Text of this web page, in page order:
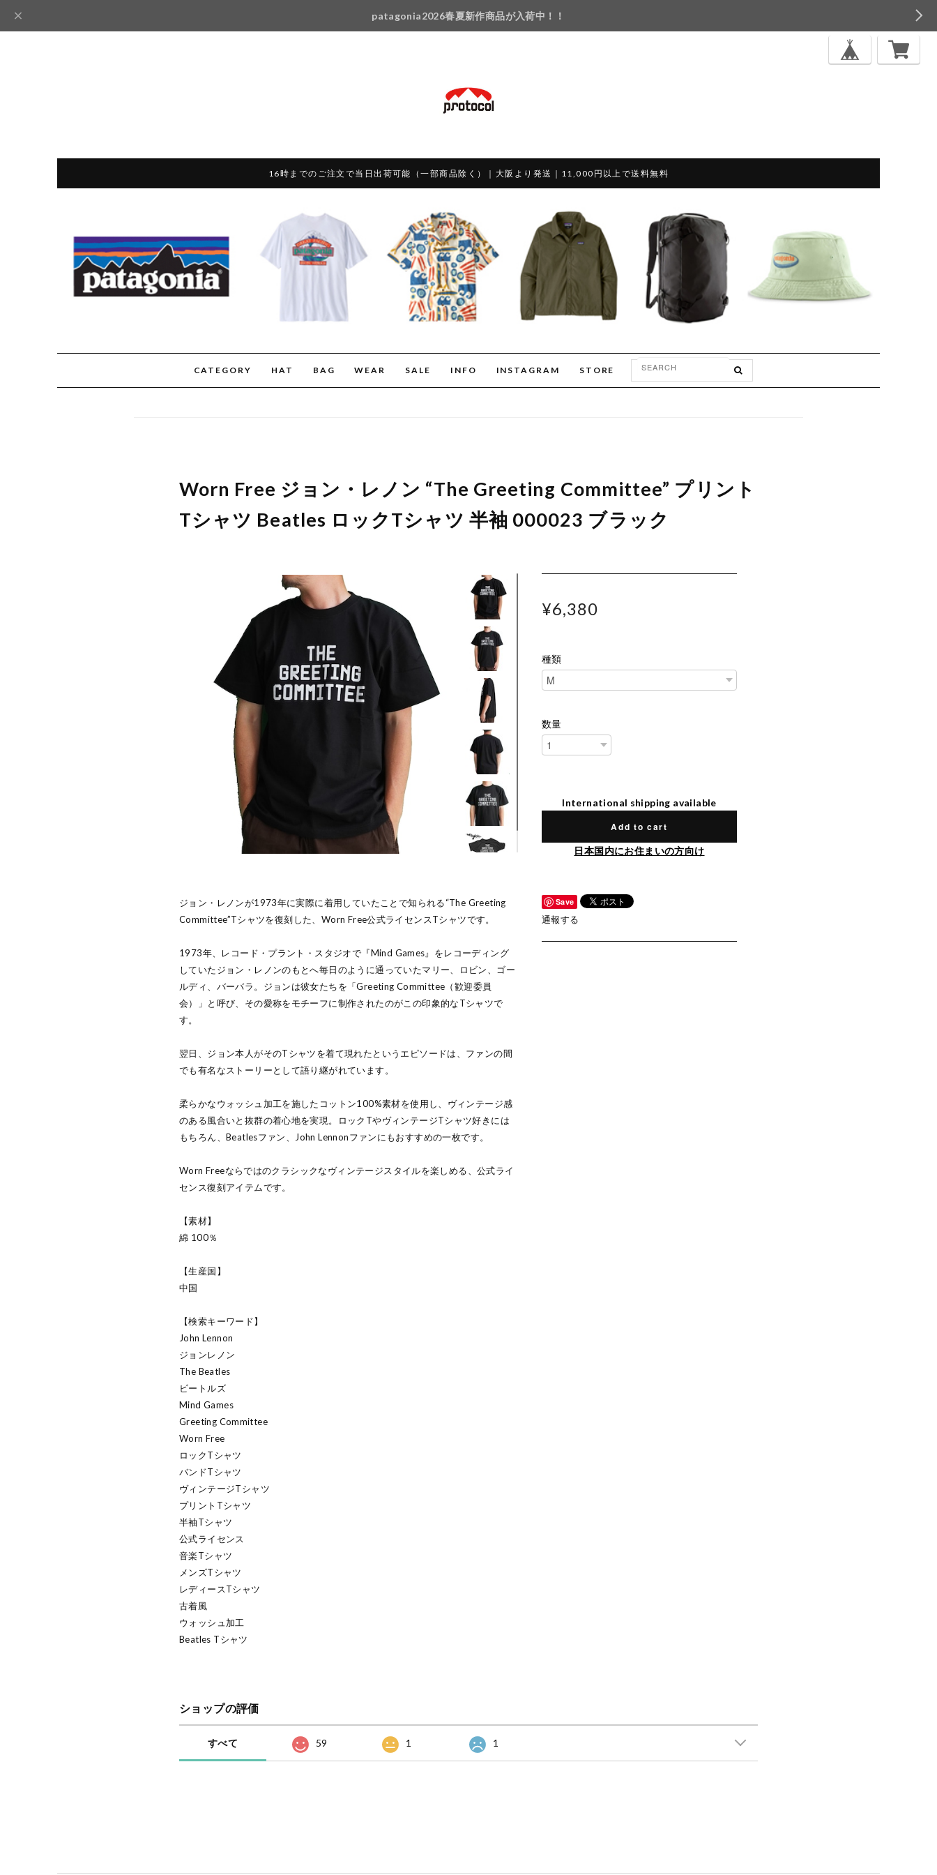
patagonia2026春夏新作商品が入荷中！！
16時までのご注文で当日出荷可能（一部商品除く）｜大阪より発送｜11,000円以上で送料無料
CATEGORY HAT BAG WEAR SALE INFO INSTAGRAM STORE
Worn Free ジョン・レノン “The Greeting Committee” プリント
Tシャツ Beatles ロックTシャツ 半袖 000023 ブラック
ジョン・レノンが1973年に実際に着用していたことで知られる“The Greeting
Committee”Tシャツを復刻した、Worn Free公式ライセンスTシャツです。
1973年、レコード・プラント・スタジオで『Mind Games』をレコーディング
していたジョン・レノンのもとへ毎日のように通っていたマリー、ロビン、ゴー
ルディ、バーバラ。ジョンは彼女たちを「Greeting Committee（歓迎委員
会）」と呼び、その愛称をモチーフに制作されたのがこの印象的なTシャツで
す。
翌日、ジョン本人がそのTシャツを着て現れたというエピソードは、ファンの間
でも有名なストーリーとして語り継がれています。
柔らかなウォッシュ加工を施したコットン100%素材を使用し、ヴィンテージ感
のある風合いと抜群の着心地を実現。ロックTやヴィンテージTシャツ好きには
もちろん、Beatlesファン、John Lennonファンにもおすすめの一枚です。
Worn Freeならではのクラシックなヴィンテージスタイルを楽しめる、公式ライ
センス復刻アイテムです。
【素材】
綿 100％
【生産国】
中国
【検索キーワード】
John Lennon
ジョンレノン
The Beatles
ビートルズ
Mind Games
Greeting Committee
Worn Free
ロックTシャツ
バンドTシャツ
ヴィンテージTシャツ
プリントTシャツ
半袖Tシャツ
公式ライセンス
音楽Tシャツ
メンズTシャツ
レディースTシャツ
古着風
ウォッシュ加工
Beatles Tシャツ
¥6,380
種類
数量
International shipping available
Add to cart
日本国内にお住まいの方向け
Save
通報する
ショップの評価
すべて 59 1 1